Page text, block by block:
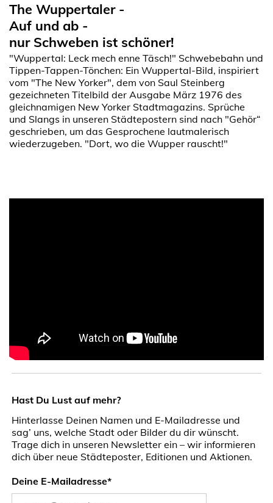
The Wuppertaler -
Auf und ab -
nur Schweben ist schöner!
"Wuppertal: Leck mech enne Täsch!" Schwebebahn und
Tippen-Tappen-Tönchen: Ein Wuppertal-Bild, inspiriert
vom "The New Yorker", dem von Saul Steinberg
gezeichneten Titelbild der Ausgabe März 1976 des
gleichnamigen New Yorker Stadtmagazins. Sprüche
und Slangs in unseren Städtepostern sind nach "Gehör“
geschrieben, um das Gesprochene lautmalerisch
wiederzugeben. "Dort, wo die Wupper rauscht!"
Hast Du Lust auf mehr?
Hinterlasse Deinen Namen und E-Mailadresse und
sag’ uns, welche Stadt oder Bilder du dir wünscht.
Trage dich in unseren Newsletter ein – wir informieren
dich über neue Städteposter, Editionen und Aktionen.
Deine E-Mailadresse*